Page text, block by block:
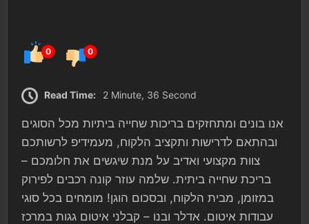
0 0
Read Time: 2 Minute, 36 Second
אנו בונים ומתחזקים בריכות שחייה ביתיות מכל הסוגים
ובהתאם לדרישות ותקציב הלקוח, מעמידיפ לרשותכם
צוות מקצועי ואדיב על מנת שיגשים את חלומכם –
בריכת שחייה ביתית. שלמה עוזר קונה רכבים לפירוק
במזומן, מבית הלקוח, ובסכום הוגן! מומחים בכל סוגי
עבודות איטום. אדלר ובנו – קבלני איטום גגות במרכז